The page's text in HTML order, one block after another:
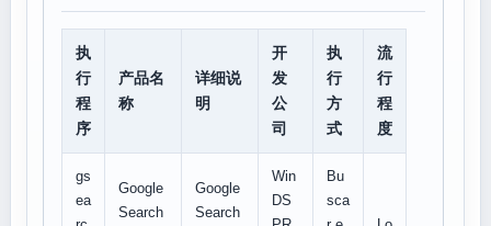
执
行
程
序
产品名
称
详细说
明
开
发
公
司
执
行
方
式
流
行
程
度
gs
ea
Google
Search
Google
Search
Win
DS
Bu
sca